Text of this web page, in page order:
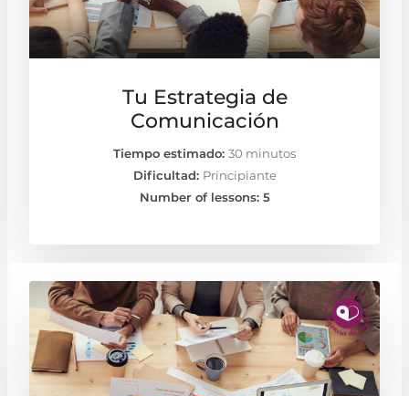
Tu Estrategia de
Comunicación
Tiempo estimado: 30 minutos
Dificultad: Principiante
Number of lessons: 5